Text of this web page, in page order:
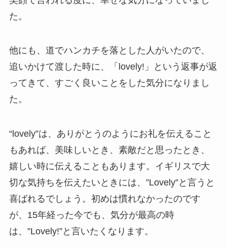
た。
他にも、道でハンカチを落とした人がいたので、
追いかけて渡した時に、「lovely!」という返事が返
ってきて、すごく良いことをした気分になりまし
た。
“lovely”は、ありがとうのようにお礼を伝えること
もあれば、美味しいとき、素敵だと思ったとき、
嬉しい時に伝えることもあります。
イギリスで大
切な気持ちを伝えたいときには、”Lovely”と言うと
喜ばれるでしょう。 初めは慣れなかったのです
が、15年経った今でも、気分が最高の時
は、”Lovely!”と言いたくなります。